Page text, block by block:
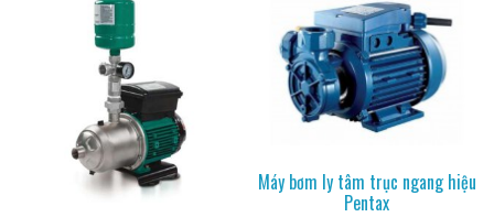
Máy bơm ly tâm trục ngang hiệu
Pentax